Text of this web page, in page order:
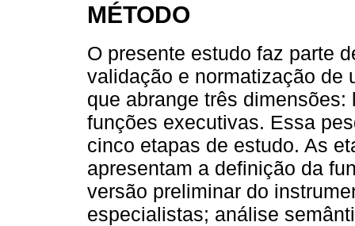
MÉTODO
O presente estudo faz parte
validação e normatização de
que abrange três
funções executivas. Essa
cinco etapas de estudo. As
apresentam a definição da
versão preliminar do
especialistas; análise